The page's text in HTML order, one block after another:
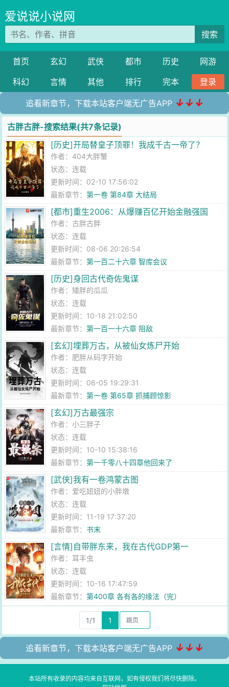
爱说说小说网
搜索
首页 玄幻 武侠 都市 历史
网游
科幻
言情 其他 排行 完本 登录
追看新章节，下载本站客户端无广告APP ↓↓↓
古胖古胖-搜索结果(共7条记录)
[历史]开局替皇子顶罪！我成千古一帝了？
作者： 404大胖蟹
状态：连载
更新时间：02-10 17:56:02
最新章节：第一卷 第84章 大结局
[都市]重生2006：从爆赚百亿开始金融强国
作者：古胖古胖
状态：连载
更新时间：08-06 20:26:54
最新章节：第一百二十六章 智库会议
[历史]身回古代奇佐鬼谋
作者：矮胖的瓜瓜
状态：连载
更新时间：10-18 21:02:50
最新章节：第一百一十六章 阻敌
[玄幻]埋葬万古，从被仙女炼尸开始
作者： 肥胖从码字开始
状态：连载
更新时间：06-05 19:29:31
最新章节：第一卷 第65章 抓捕顾惊影
[玄幻]万古最强宗
作者： 小三胖子
状态：连载
更新时间：10-10 15:38:16
最新章节：第一千零八十四章他回来了
[武侠]我有一卷鸿蒙古图
作者： 爱吃妞妞的小胖墩
状态：连载
更新时间：11-19 17:37:20
最新章节：书末
[言情]自带胖东来，我在古代GDP第一
作者： 耳丰虫
状态：连载
更新时间：10-16 17:47:59
最新章节：第400章 各有各的缘法（完）
1/1 1
追看新章节，下载本站客户端无广告APP ↓↓↓
本站所有收录的内容均来自互联网，如有侵权我们将尽快删除。